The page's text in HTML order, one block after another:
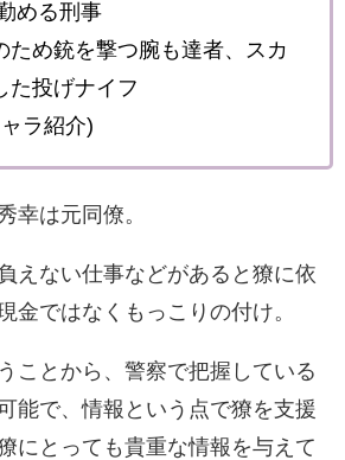
める刑事
ため銃を撃つ腕も達者、スカ
た投げナイフ
ラ紹介)
幸は元同僚。
えない仕事などがあると 獠に依
金ではなくもっこりの付け。
ことから、警察で把握している
能で、情報という点で獠を支援
にとっても貴重な情報を与えて